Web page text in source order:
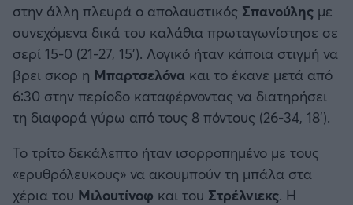
στην άλλη πλευρά ο απολαυστικός Σπανούλης με
συνεχόμενα δικά του καλάθια πρωταγωνίστησε σε
σερί 15-0 (21-27, 15’). Λογικό ήταν κάποια στιγμή να
βρει σκορ η Μπαρτσελόνα και το έκανε μετά από
6:30 στην περίοδο καταφέρνοντας να διατηρήσει
τη διαφορά γύρω από τους 8 πόντους (26-34, 18’).
Το τρίτο δεκάλεπτο ήταν ισορροπημένο με τους
«ερυθρόλευκους» να ακουμπούν τη μπάλα στα
χέρια του Μιλουτίνοφ και του Στρέλνιεκς. Η